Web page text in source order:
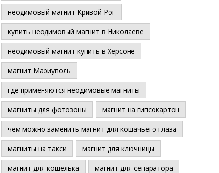
неодимовый магнит Кривой Рог
купить неодимовый магнит в Николаеве
неодимовый магнит купить в Херсоне
магнит Мариуполь
где применяются неодимовые магниты
магниты для фотозоны магнит на гипсокартон
чем можно заменить магнит для кошачьего глаза
магниты на такси магнит для ключницы
магнит для кошелька магнит для сепаратора